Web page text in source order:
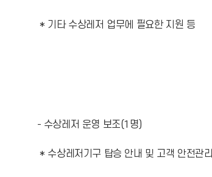
* 기타 수상레저 업무에 필요한 지원 등
- 수상레저 운영 보조(1명)
* 수상레저기구 탑승 안내 및 고객 안전관리